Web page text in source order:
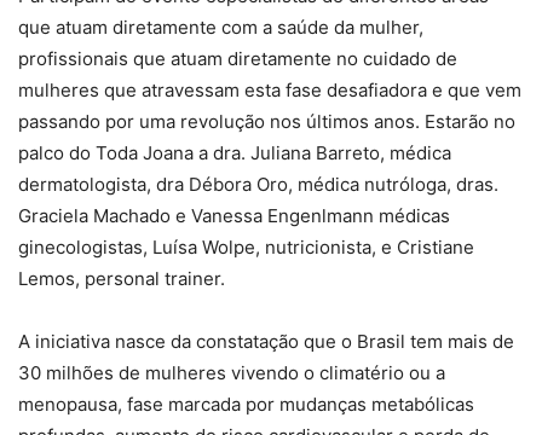
que atuam diretamente com a saúde da mulher,
profissionais que atuam diretamente no cuidado de
mulheres que atravessam esta fase desafiadora e que vem
passando por uma revolução nos últimos anos. Estarão no
palco do Toda Joana a dra. Juliana Barreto, médica
dermatologista, dra Débora Oro, médica nutróloga, dras.
Graciela Machado e Vanessa Engenlmann médicas
ginecologistas, Luísa Wolpe, nutricionista, e Cristiane
Lemos, personal trainer.
A iniciativa nasce da constatação que o Brasil tem mais de
30 milhões de mulheres vivendo o climatério ou a
menopausa, fase marcada por mudanças metabólicas